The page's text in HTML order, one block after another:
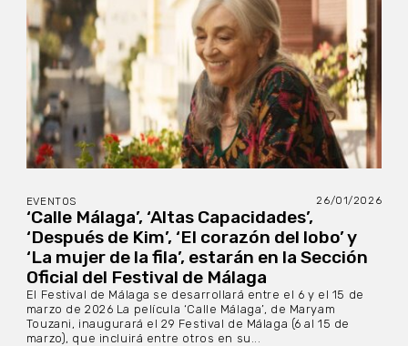
EVENTOS 26/01/2026
‘Calle Málaga’, ‘Altas Capacidades’,
‘Después de Kim’, ‘El corazón del lobo’ y
‘La mujer de la fila’, estarán en la Sección
Oficial del Festival de Málaga
El Festival de Málaga se desarrollará entre el 6 y el 15 de
marzo de 2026 La película ‘Calle Málaga’, de Maryam
Touzani, inaugurará el 29 Festival de Málaga (6 al 15 de
marzo), que incluirá entre otros en su...